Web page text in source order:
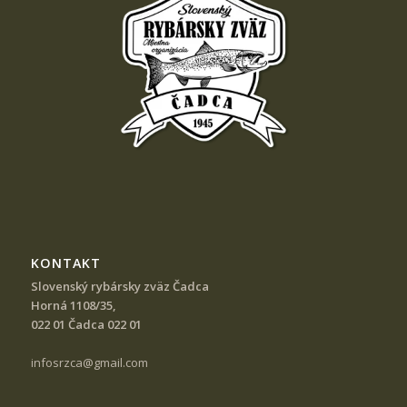
KONTAKT
Slovenský rybársky zväz Čadca
Horná 1108/35,
022 01 Čadca 022 01
infosrzca@gmail.com